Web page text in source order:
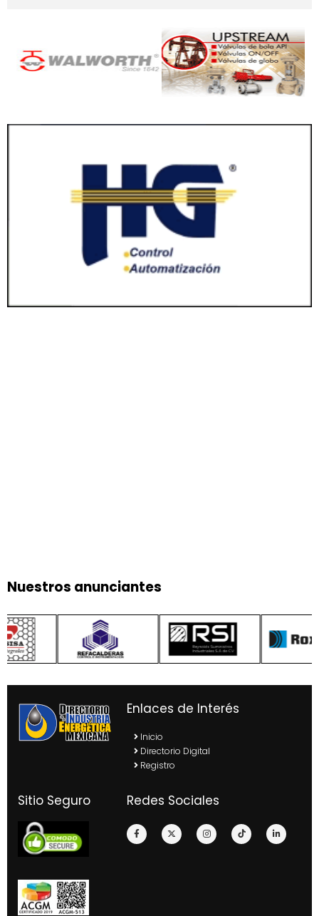
Nuestros anunciantes
Enlaces de Interés
Inicio
Directorio Digital
Registro
Sitio Seguro Redes Sociales